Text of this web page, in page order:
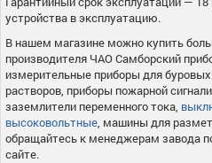
устройства в эксплуатацию.
В нашем магазине можно купить
производителя ЧАО Самборский
измерительные приборы для
растворов, приборы пожарной
заземлители переменного тока,
высоковольтные, машины для
обращайтесь к менеджерам завода
сайте.